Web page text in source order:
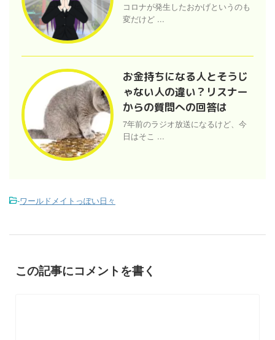
コロナが発生したおかげというのも
変だけど ...
お金持ちになる人とそうじ
ゃない人の違い？リスナー
からの質問への回答は
7年前のラジオ放送になるけど、今
日はそこ ...
-ワールドメイトっぽい日々
この記事にコメントを書く